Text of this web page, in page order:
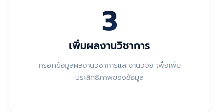
3
เพิ่มผลงานวิชาการ
กรอกข้อมูลผลงานวิชาการและงานวิจัย เพื่อเพิ่ม
ประสิทธิภาพของข้อมูล